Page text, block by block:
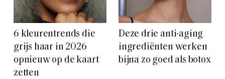
6 kleurentrends die
grijs haar in 2026
opnieuw op de kaart
zetten
Deze drie anti-aging
ingrediënten werken
bijna zo goed als botox